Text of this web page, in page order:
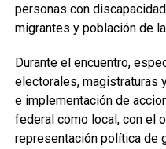
personas con
migrantes y población de
Durante el encuentro,
electorales, magistraturas
e implementación de
federal como local, con el
representación política de